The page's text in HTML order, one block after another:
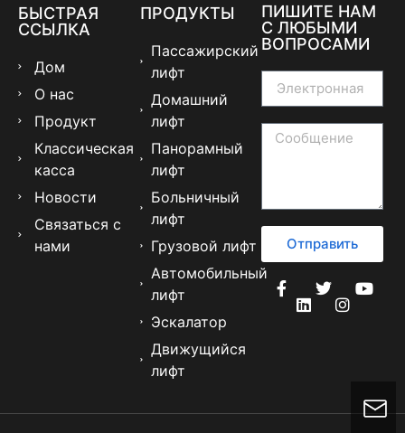
БЫСТРАЯ
ССЫЛКА
Дом
О нас
Продукт
Классическая
касса
Новости
Связаться с
нами
ПРОДУКТЫ
Пассажирский
лифт
Домашний
лифт
Панорамный
лифт
Больничный
лифт
Грузовой лифт
Автомобильный
лифт
Эскалатор
Движущийся
лифт
ПИШИТЕ НАМ
С ЛЮБЫМИ
ВОПРОСАМИ
Отправить